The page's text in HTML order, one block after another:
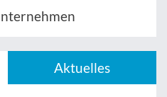
Aktuelles